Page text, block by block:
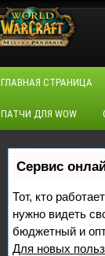
ГЛАВНАЯ СТРАНИЦА
ПАТЧИ ДЛЯ WOW
Сервис
Тот, кто
нужно видеть
бюджетный и
Для новых